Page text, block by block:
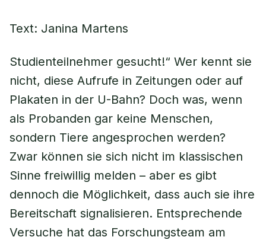
Text: Janina Martens
Studienteilnehmer gesucht!“ Wer kennt sie
nicht, diese Aufrufe in Zeitungen oder auf
Plakaten in der U-Bahn? Doch was, wenn
als Probanden gar keine Menschen,
sondern Tiere angesprochen werden?
Zwar können sie sich nicht im klassischen
Sinne freiwillig melden – aber es gibt
dennoch die Möglichkeit, dass auch sie ihre
Bereitschaft signalisieren. Entsprechende
Versuche hat das Forschungsteam am